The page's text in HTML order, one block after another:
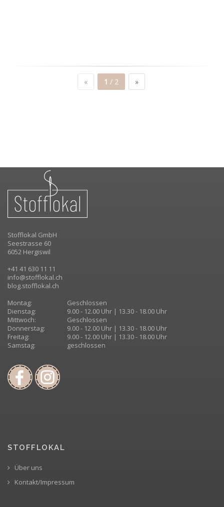
« 1 / 2 »
Stofflokal GmbH
Seestrasse 60
6052 Hergiswil
+41 41 630 11 11
info@stofflokal.ch
blog.stofflokal.ch
Montag:
Geschlossen
Dienstag:
9.00 - 12.00 Uhr | 13.30 - 18.00 Uhr
Mittwoch:
Geschlossen
Donnerstag:
9.00 - 12.00 Uhr | 13.30 - 18.00 Uhr
Freitag:
9.00 - 12.00 Uhr | 13.30 - 18.00 Uhr
Samstag:
geschlossen
STOFFLOKAL
Über uns
Kontakt/Impressum